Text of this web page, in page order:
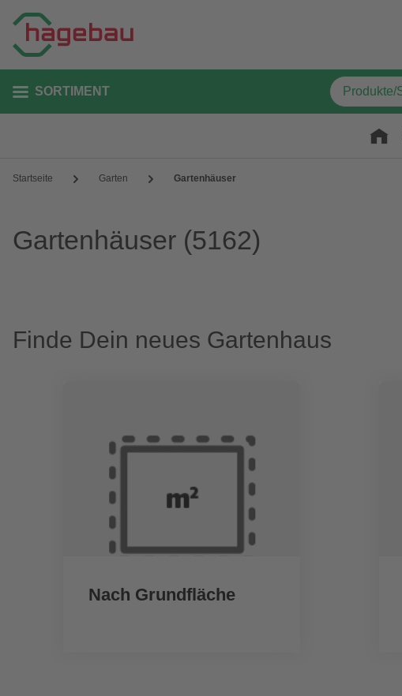
SORTIMENT
Startseite Garten Gartenhäuser
Gartenhäuser (5162)
Finde Dein neues Gartenhaus
Nach Grundfläche